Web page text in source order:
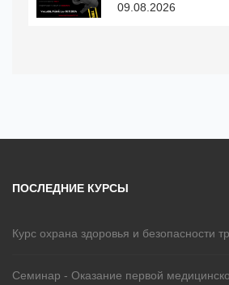
09.08.2026
ПОСЛЕДНИЕ КУРСЫ
Курс охранa здоровья и безопасности
Cеминар - Оказание первой